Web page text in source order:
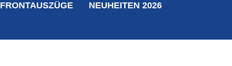
FRONTAUSZÜGE NEUHEITEN 2026